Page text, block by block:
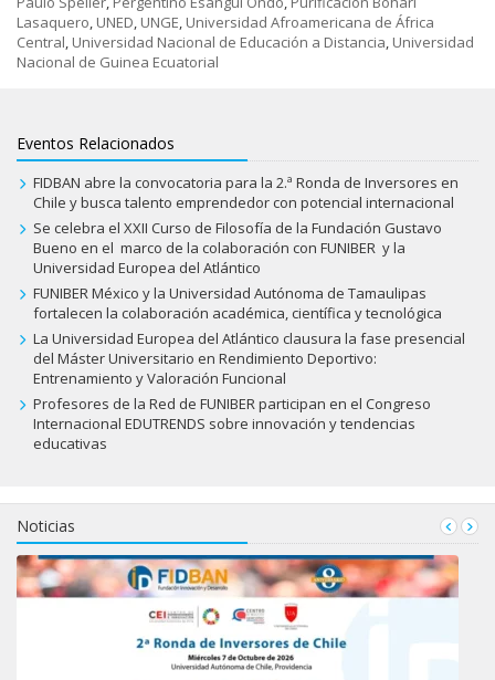
Lasaquero, UNED, UNGE, Universidad Afroamericana de África
Central, Universidad Nacional de Educación a Distancia, Universidad
Nacional de Guinea Ecuatorial
Eventos Relacionados
FIDBAN abre la convocatoria para la 2.ª Ronda de Inversores en
Chile y busca talento emprendedor con potencial internacional
Se celebra el XXII Curso de Filosofía de la Fundación Gustavo
Bueno en el marco de la colaboración con FUNIBER y la
Universidad Europea del Atlántico
FUNIBER México y la Universidad Autónoma de Tamaulipas
fortalecen la colaboración académica, científica y tecnológica
La Universidad Europea del Atlántico clausura la fase presencial
del Máster Universitario en Rendimiento Deportivo:
Entrenamiento y Valoración Funcional
Profesores de la Red de FUNIBER participan en el Congreso
Internacional EDUTRENDS sobre innovación y tendencias
educativas
Noticias